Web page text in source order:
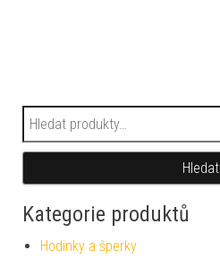
Hledat:
Hledat
Kategorie produktů
Hodinky a šperky